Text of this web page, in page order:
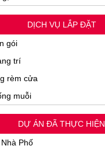
DỊCH VỤ LẮP ĐẶT
gói
trí
rèm cửa
muỗi
DỰ ÁN ĐÃ THỰC HIỆN
Phố